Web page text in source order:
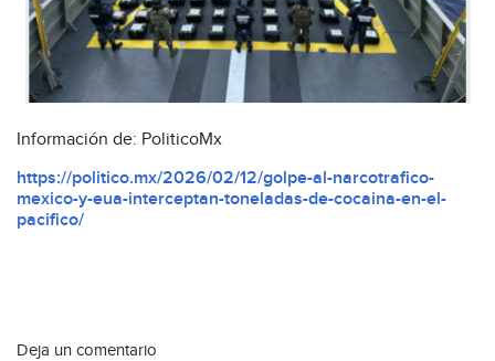
Información de: PoliticoMx
https://politico.mx/2026/02/12/golpe-al-narcotrafico-
mexico-y-eua-interceptan-toneladas-de-cocaina-en-el-
pacifico/
Deja un comentario